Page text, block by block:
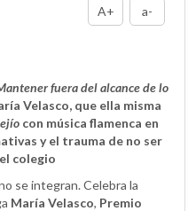
A+ a-
fuera del alcance de lo
Velasco, que ella misma
con música flamenca en
y el trauma de no ser
colegio
se integran. Celebra la
María Velasco, Premio